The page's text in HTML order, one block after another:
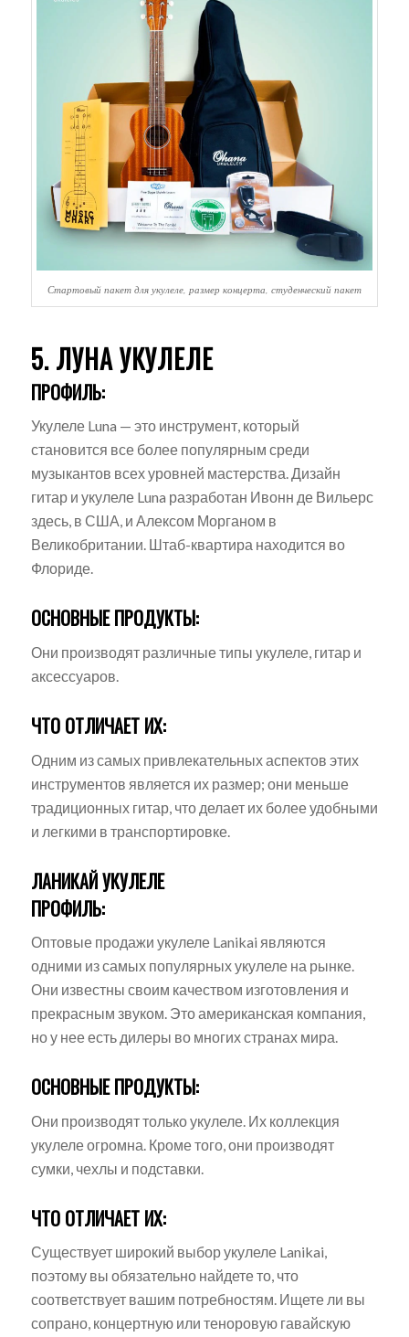
Стартовый пакет для укулеле, размер концерта, студенческий пакет
5. ЛУНА УКУЛЕЛЕ
ПРОФИЛЬ:
Укулеле Luna — это инструмент, который
становится все более популярным среди
музыкантов всех уровней мастерства. Дизайн
гитар и укулеле Luna разработан Ивонн де Вильерс
здесь, в США, и Алексом Морганом в
Великобритании. Штаб-квартира находится во
Флориде.
ОСНОВНЫЕ ПРОДУКТЫ:
Они производят различные типы укулеле, гитар и
аксессуаров.
ЧТО ОТЛИЧАЕТ ИХ:
Одним из самых привлекательных аспектов этих
инструментов является их размер; они меньше
традиционных гитар, что делает их более удобными
и легкими в транспортировке.
ЛАНИКАЙ УКУЛЕЛЕ
ПРОФИЛЬ:
Оптовые продажи укулеле Lanikai являются
одними из самых популярных укулеле на рынке.
Они известны своим качеством изготовления и
прекрасным звуком. Это американская компания,
но у нее есть дилеры во многих странах мира.
ОСНОВНЫЕ ПРОДУКТЫ:
Они производят только укулеле. Их коллекция
укулеле огромна. Кроме того, они производят
сумки, чехлы и подставки.
ЧТО ОТЛИЧАЕТ ИХ:
Существует широкий выбор укулеле Lanikai,
поэтому вы обязательно найдете то, что
соответствует вашим потребностям. Ищете ли вы
сопрано, концертную или теноровую гавайскую